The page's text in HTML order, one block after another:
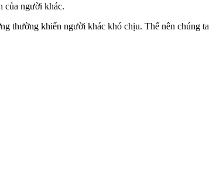
của người khác.
thường khiến người khác khó chịu. Thế nên chúng ta